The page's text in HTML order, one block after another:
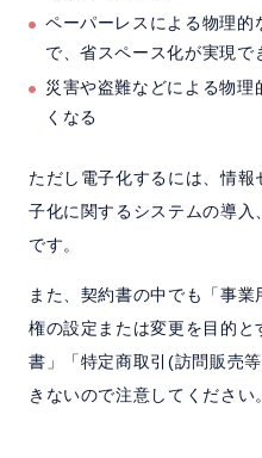
ペーパーレスによる物理的
で、省スペース化が実現で
災害や盗難などによる物
くなる
ただし電子化するには、情
子化に関するシステムの導
です。
また、契約書の中でも「事
権の設定または変更を目的
書」「特定商取引(訪問販売
きないので注意してください。